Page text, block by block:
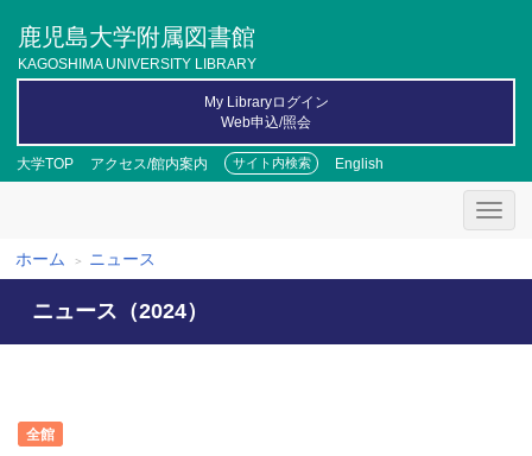
ツ
鹿児島大学附属図書館
KAGOSHIMA UNIVERSITY LIBRARY
大学TOP アクセス/館内案内 サイト内検索 English
My Libraryログイン
Web申込/照会
パ
ン
ホーム ニュース
ニュース（2024）
全館